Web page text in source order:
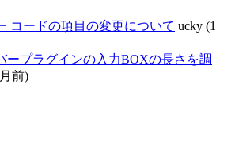
コードの項目の変更について ucky (1
ープラグインの入力BOXの長さを調
前)